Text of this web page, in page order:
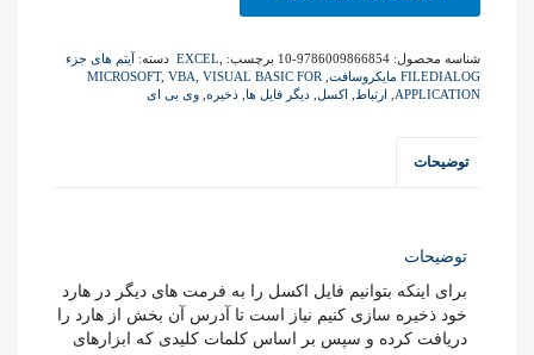
شناسه محصول: 9786009866854-10 دسته: آیتم های جزء برچسب: EXCEL
FILEDIALOG مایکروسافت
MICROSOFT, VBA VISUAL BASIC FOR
APPLICATION
ارتباط اکسل دیگر فایل ها ذخیره وی بی ای
توضیحات
توضیحات
برای اینکه بتوانیم فایل اکسل را به فرمت های دیگر در هارد
خود ذخیره سازی کنیم نیاز است تا آدرس آن بخش از هارد را
دریافت کرده و سپس بر اساس کلمات کلیدی که ابزارهای